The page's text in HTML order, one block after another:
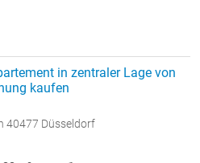
in zentraler Lage von
kaufen
40477 Düsseldorf